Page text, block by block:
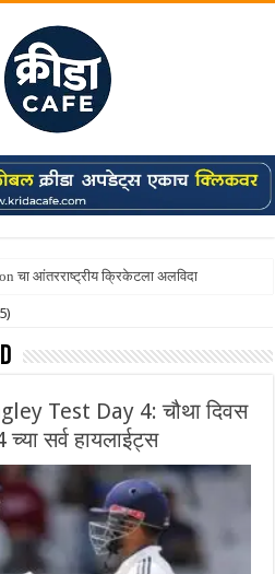
चा आंतरराष्ट्रीय क्रिकेटला अलविदा
मुंबईकराच्या खांद्यावर, एशियन गेम्स…
Test Day 4: चौथा दिवस
सर्व हायलाईट्स